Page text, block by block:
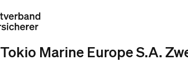
Tokio Marine Europe S.A.